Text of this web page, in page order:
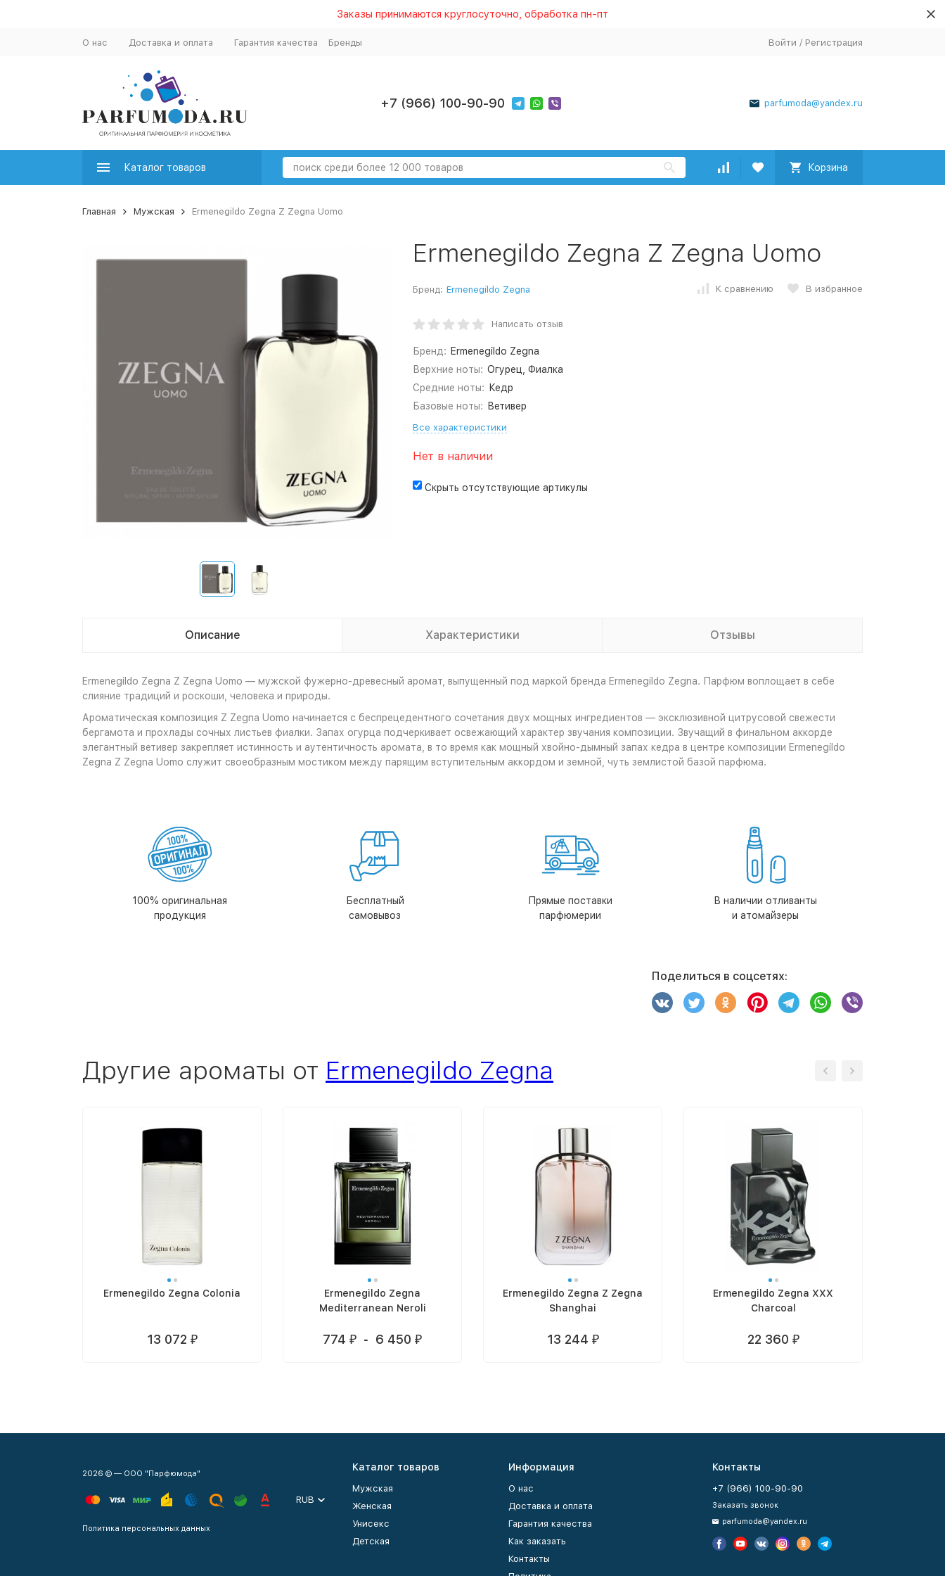
Заказы принимаются круглосуточно, обработка пн-пт
О нас Доставка и оплата Гарантия качества Бренды Войти / Регистрация
+7 (966) 100-90-90 parfumoda@yandex.ru
Каталог товаров Корзина
Главная Мужская Ermenegildo Zegna Z Zegna Uomo
Ermenegildo Zegna Z Zegna Uomo
Бренд: Ermenegildo Zegna К сравнению В избранное
Написать отзыв
Бренд: Ermenegildo Zegna
Верхние ноты: Огурец, Фиалка
Средние ноты:
Кедр
Базовые ноты:
Ветивер
Все характеристики
Нет в наличии
Скрыть отсутствующие артикулы
Описание Характеристики Отзывы
Ermenegildo Zegna Z Zegna Uomo — мужской фужерно-древесный аромат, выпущенный под маркой бренда Ermenegildo Zegna. Парфюм воплощает в себе
слияние традиций и роскоши, человека и природы.
Ароматическая композиция Z Zegna Uomo начинается с беспрецедентного сочетания двух мощных ингредиентов — эксклюзивной цитрусовой свежести
бергамота и прохлады сочных листьев фиалки. Запах огурца подчеркивает освежающий характер звучания композиции. Звучащий в финальном аккорде
элегантный ветивер закрепляет истинность и аутентичность аромата, в то время как мощный хвойно-дымный запах кедра в центре композиции Ermenegildo
Zegna Z Zegna Uomo служит своеобразным мостиком между парящим вступительным аккордом и земной, чуть землистой базой парфюма.
100% оригинальная
продукция
Бесплатный
самовывоз
Прямые поставки
парфюмерии
В наличии отливанты
и атомайзеры
Поделиться в соцсетях:
Другие ароматы от Ermenegildo Zegna
Ermenegildo Zegna Colonia
13 072 ₽
Ermenegildo Zegna
Mediterranean Neroli
774 ₽ - 6 450 ₽
Ermenegildo Zegna Z Zegna
Shanghai
13 244 ₽
Ermenegildo Zegna XXX
Charcoal
22 360 ₽
2026 © — ООО "Парфюмода"
RUB
Политика персональных данных
Каталог товаров
Мужская
Женская
Унисекс
Детская
Информация
О нас
Доставка и оплата
Гарантия качества
Как заказать
Контакты
Контакты
+7 (966) 100-90-90
Заказать звонок
parfumoda@yandex.ru